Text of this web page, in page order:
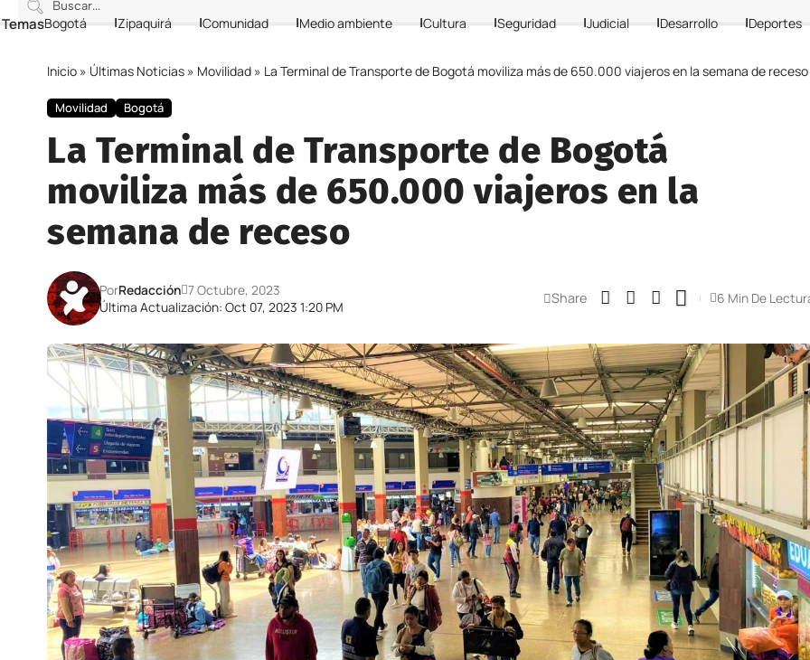
Bogotá Zipaquirá Comunidad Medio ambiente Cultura Seguridad Judicial Desarrollo Deportes
Inicio » Últimas Noticias » Movilidad » La Terminal de Transporte de Bogotá moviliza más de 650.000 viajeros en la semana de receso
Movilidad Bogotá
La Terminal de Transporte de Bogotá
moviliza más de 650.000 viajeros en la
semana de receso
Última Actualización: Oct 07, 2023 1:20 PM
PorRedacción 7 Octubre, 2023 Share 6 Min De